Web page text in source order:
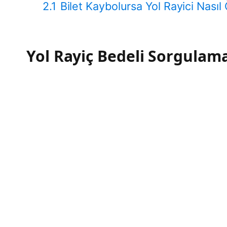
2.1 Bilet Kaybolursa Yol Rayici Nasıl
Yol Rayiç Bedeli